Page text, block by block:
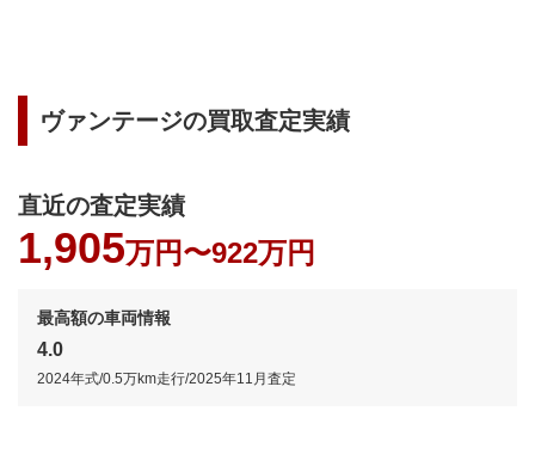
ヴァンテージの買取査定実績
直近の査定実績
1,905万円〜922万円
最高額の車両情報
4.0
2024年式/0.5万km走行/2025年11月査定